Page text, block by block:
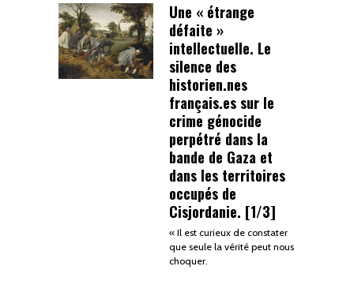
Une « étrange
défaite »
intellectuelle. Le
silence des
historien.nes
français.es sur le
crime génocide
perpétré dans la
bande de Gaza et
dans les territoires
occupés de
Cisjordanie. [1/3]
« Il est curieux de constater
que seule la vérité peut nous
choquer.